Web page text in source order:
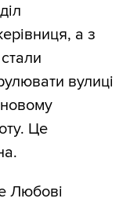
а з
вулиці
Це
Любові